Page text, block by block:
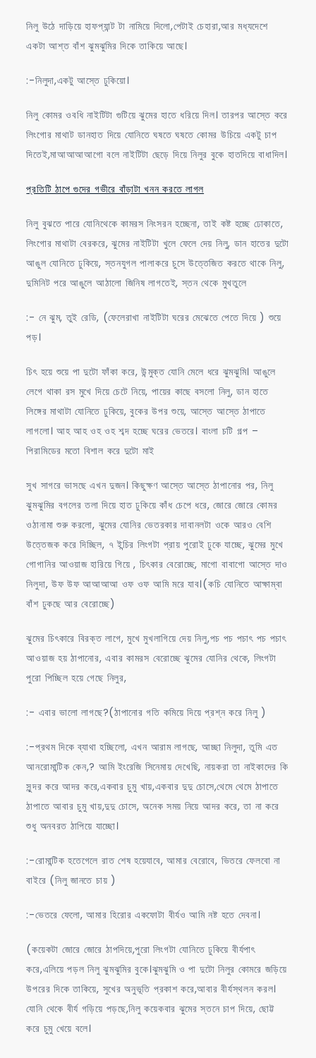
নিলু উঠে দাড়িয়ে হাফপ্যান্ট টা নামিয়ে দিলো,পেটাই চেহারা,আর মধ্যদেশে
একটা আশ্ত বাঁশ ঝুমঝুমির দিকে তাকিয়ে আছে।
:-নিলুদা,একটু আস্তে ঢুকিয়ো।
নিলু কোমর ওবধি নাইটিটা গুটিয়ে ঝুমের হাতে ধরিয়ে দিল। তারপর আস্তে করে
লিংগোর মাথাট ডানহাত দিয়ে যোনিতে ঘষতে ঘষতে কোমর উচিয়ে একটু চাপ
দিতেই,মাআআআআগো বলে নাইটিটা ছেড়ে দিয়ে নিলুর বুকে হাতদিয়ে বাধাদিল।
প্রতিটি ঠাপে গুদের গভীরে বাঁড়াটা খনন করতে লাগল
নিলু বুঝতে পারে যোনিথেকে কামরস নিংসরন হচ্ছেনা, তাই কষ্ট হচ্ছে ঢোকাতে,
লিংগোর মাথাটা বেরকরে, ঝুমের নাইটিটা খুলে ফেলে দেয় নিলু, ডান হাতের দুটো
আঙুল যোনিতে ঢুকিয়ে, স্তনযুগল পালাকরে চুসে উত্তেজিত করতে থাকে নিলু,
দুমিনিট পরে আঙুলে আঠালো জিনিষ লাগতেই, স্তন থেকে মুখতুলে
:- নে ঝুম, তুই রেডি, (ফেলেরাখা নাইটিটা ঘরের মেঝেতে পেতে দিয়ে ) শুয়ে
পড়।
চিৎ হয়ে শুয়ে পা দুটো ফাঁকা করে, উন্মুক্ত যোনি মেলে ধরে ঝুমঝুমি। আঙুলে
লেগে থাকা রস মুখে দিয়ে চেটে নিয়ে, পায়ের কাছে বসলো নিলু, ডান হাতে
লিঙ্গের মাথাটা যোনিতে ঢুকিয়ে, বুকের উপর শুয়ে, আস্তে আস্তে ঠাপাতে
লাগলো। আহ আহ ওহ ওহ শব্দ হচ্ছে ঘরের ভেতরে। বাংলা চটি গল্প –
পিরামিডের মতো বিশাল করে দুটো মাই
সুখ সাগরে ভাসছে এখন দুজন। কিছুক্ষণ আস্তে আস্তে ঠাপানোর পর, নিলু
ঝুমঝুমির বগলের তলা দিয়ে হাত ঢুকিয়ে কাঁধ চেপে ধরে, জোরে জোরে কোমর
ওঠানামা শুরু করলো, ঝুমের যোনির ভেতরকার দাবানলটা ওকে আরও বেশি
উত্তেজক করে দিচ্ছিল, ৭ ইন্চির লিংগটা প্রায় পুরোই ঢুকে যাচ্ছে, ঝুমের মুখে
গোগানির আওয়াজ হারিয়ে গিয়ে , চিৎকার বেরোচ্ছে, মাগো বাবাগো আস্তে দাও
নিলুদা, উফ উফ আআআআ ওফ ওফ আমি মরে যাব।(কচি যোনিতে আক্ষাম্বা
বাঁশ ঢুকছে আর বেরোচ্ছে)
ঝুমের চিৎকারে বিরক্ত লাগে, মুখে মুখলাগিয়ে দেয় নিলু,পচ পচ পচাৎ পচ পচাৎ
আওয়াজ হয় ঠাপানোর, এবার কামরস বেরোচ্ছে ঝুমের যোনির থেকে, লিংগটা
পুরো পিচ্ছিল হয়ে গেছে নিলুর,
:- এবার ভালো লাগছে?(ঠাপানোর গতি কমিয়ে দিয়ে প্রশ্ন করে নিলু )
:-প্রথম দিকে ব্যাথা হচ্ছিলো, এখন আরাম লাগছে, আচ্ছা নিলুদা, তুমি এত
আনরোমান্টিক কেন,? আমি ইংরেজি সিনেমায় দেখেছি, নায়করা তা নাইকাদের কি
সুন্দর করে আদর করে,একবার চুমু খায়,একবার দুদু চোসে,থেমে থেমে ঠাপাতে
ঠাপাতে আবার চুমু খায়,দুদু চোসে, অনেক সময় নিয়ে আদর করে, তা না করে
শুধু অনবরত ঠাপিয়ে যাচ্ছো।
:-রোমান্টিক হতেগেলে রাত শেষ হয়েযাবে, আমার বেরোবে, ভিতরে ফেলবো না
বাইরে (নিলু জানতে চায় )
:-ভেতরে ফেলো, আমার হিরোর একফোটা বীর্যও আমি নষ্ট হতে দেবনা।
(কয়েকটা জোরে জোরে ঠাপদিয়ে,পুরো লিংগটা যোনিতে ঢুকিয়ে বীর্যপাৎ
করে,এলিয়ে পড়ল নিলু ঝুমঝুমির বুকে।ঝুমঝুমি ও পা দুটো নিলুর কোমরে জড়িয়ে
উপরের দিকে তাকিয়ে, সুখের অনুভূতি প্রকাশ করে,আবার বীর্যস্থলন করল।
যোনি থেকে বীর্য গড়িয়ে পড়ছে,নিলু কয়েকবার ঝুমের স্তনে চাপ দিয়ে, ছোট্ট
করে চুমু খেয়ে বলে।